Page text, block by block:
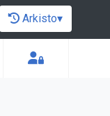
Arkisto▾